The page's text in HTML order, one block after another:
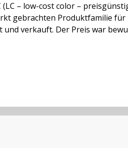
(LC – low-cost color –
gebrachten Produktfamilie für
und verkauft. Der Preis war